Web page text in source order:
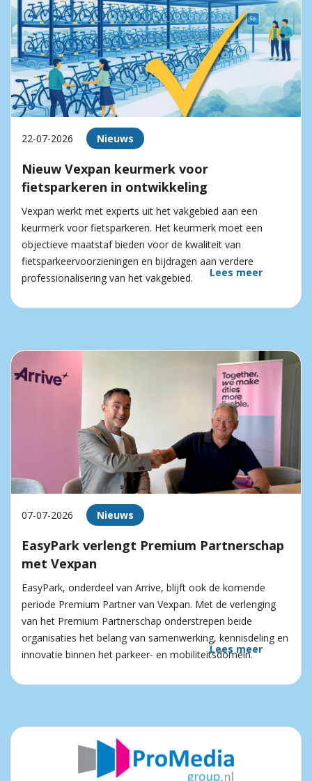
22-07-2026 Nieuws
Nieuw Vexpan keurmerk voor
fietsparkeren in ontwikkeling
Vexpan werkt met experts uit het vakgebied aan een
keurmerk voor fietsparkeren. Het keurmerk moet een
objectieve maatstaf bieden voor de kwaliteit van
fietsparkeervoorzieningen en bijdragen aan verdere
professionalisering van het vakgebied.
Lees meer
07-07-2026 Nieuws
EasyPark verlengt Premium Partnerschap
met Vexpan
EasyPark, onderdeel van Arrive, blijft ook de komende
periode Premium Partner van Vexpan. Met de verlenging
van het Premium Partnerschap onderstrepen beide
organisaties het belang van samenwerking, kennisdeling en
innovatie binnen het parkeer- en mobiliteitsdomein.
Lees meer